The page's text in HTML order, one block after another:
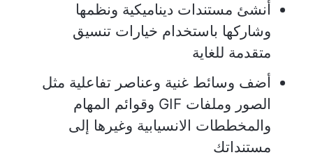
أنشئ مستندات ديناميكية ونظمها
وشاركها باستخدام خيارات تنسيق
متقدمة للغاية
أضف وسائط غنية وعناصر تفاعلية مثل
الصور وملفات GIF وقوائم المهام
والمخططات الانسيابية وغيرها إلى
مستنداتك